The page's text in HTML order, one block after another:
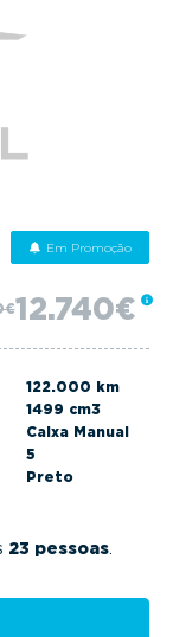
Em Promoção
12.740€
122.000 km
1499 cm3
Caixa Manual
5
Preto
23 pessoas